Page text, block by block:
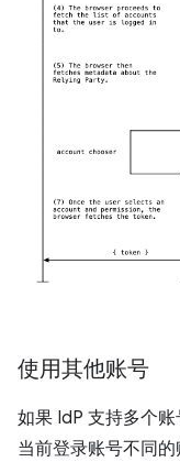
使用其他账号
如果 IdP 支持多个
当前登录账号不同的